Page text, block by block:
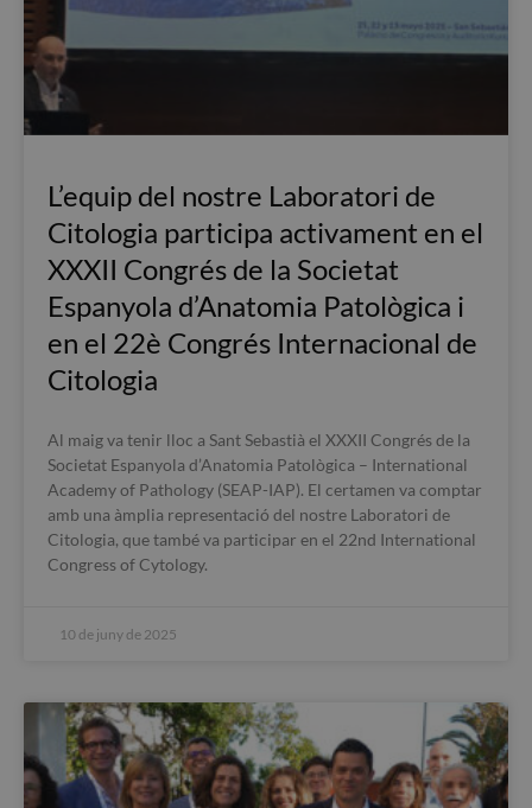
L’equip del nostre Laboratori de
Citologia participa activament en el
XXXII Congrés de la Societat
Espanyola d’Anatomia Patològica i
en el 22è Congrés Internacional de
Citologia
Al maig va tenir lloc a Sant Sebastià el XXXII Congrés de la
Societat Espanyola d’Anatomia Patològica – International
Academy of Pathology (SEAP-IAP). El certamen va comptar
amb una àmplia representació del nostre Laboratori de
Citologia, que també va participar en el 22nd International
Congress of Cytology.
10 de juny de 2025